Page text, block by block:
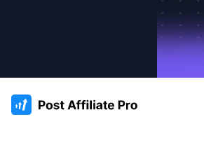
:site.title